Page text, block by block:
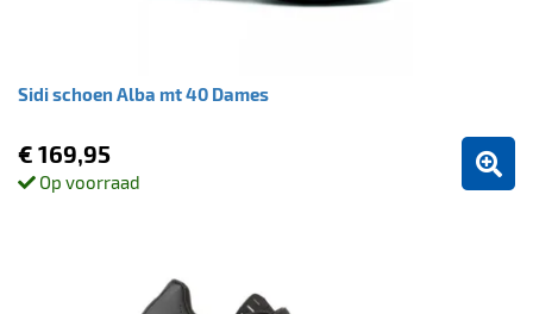
Sidi schoen Alba mt 40 Dames
€ 169,95
Op voorraad